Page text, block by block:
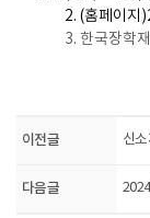
2. (홈페이지)2
3. 한국장학재
이전글 신
다음글